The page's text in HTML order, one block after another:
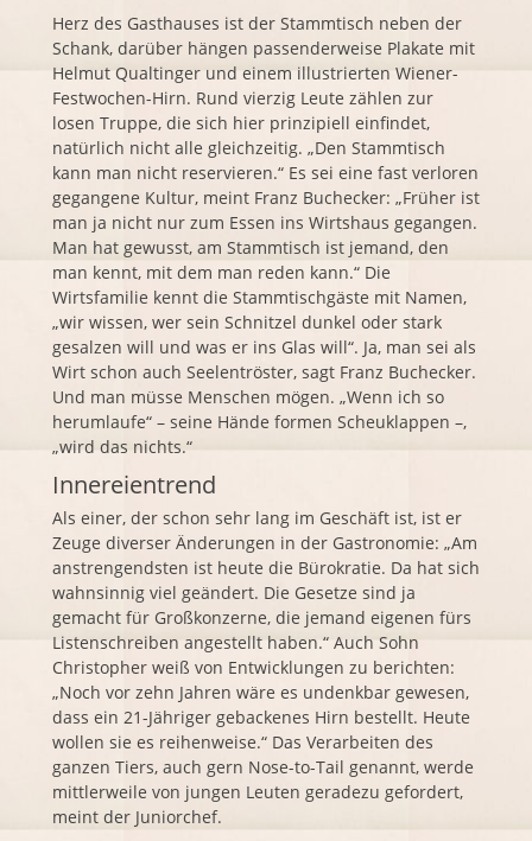
Herz des Gasthauses ist der Stammtisch neben der
Schank, darüber hängen passenderweise Plakate mit
Helmut Qualtinger und einem illustrierten Wiener-
Festwochen-Hirn. Rund vierzig Leute zählen zur
losen Truppe, die sich hier prinzipiell einfindet,
natürlich nicht alle gleichzeitig. „Den Stammtisch
kann man nicht reservieren.“ Es sei eine fast verloren
gegangene Kultur, meint Franz Buchecker: „Früher ist
man ja nicht nur zum Essen ins Wirtshaus gegangen.
Man hat gewusst, am Stammtisch ist jemand, den
man kennt, mit dem man reden kann.“ Die
Wirtsfamilie kennt die Stammtischgäste mit Namen,
„wir wissen, wer sein Schnitzel dunkel oder stark
gesalzen will und was er ins Glas will“. Ja, man sei als
Wirt schon auch Seelentröster, sagt Franz Buchecker.
Und man müsse Menschen mögen. „Wenn ich so
herumlaufe“ – seine Hände formen Scheuklappen –,
„wird das nichts.“
Innereientrend
Als einer, der schon sehr lang im Geschäft ist, ist er
Zeuge diverser Änderungen in der Gastronomie: „Am
anstrengendsten ist heute die Bürokratie. Da hat sich
wahnsinnig viel geändert. Die Gesetze sind ja
gemacht für Großkonzerne, die jemand eigenen fürs
Listenschreiben angestellt haben.“ Auch Sohn
Christopher weiß von Entwicklungen zu berichten:
„Noch vor zehn Jahren wäre es undenkbar gewesen,
dass ein 21-Jähriger gebackenes Hirn bestellt. Heute
wollen sie es reihenweise.“ Das Verarbeiten des
ganzen Tiers, auch gern Nose-to-Tail genannt, werde
mittlerweile von jungen Leuten geradezu gefordert,
meint der Juniorchef.